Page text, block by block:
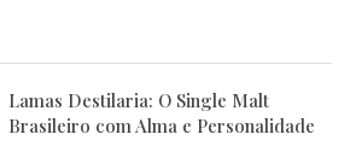
Lamas Destilaria: O Single Malt
Brasileiro com Alma e Personalidade